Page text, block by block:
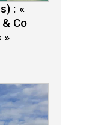
: «
Co
»